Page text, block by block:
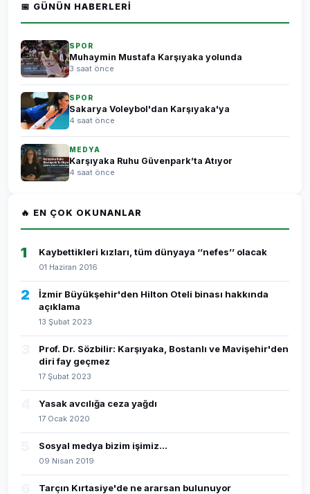
📅 GÜNÜN HABERLERI
SPOR
Muhaymin Mustafa Karşıyaka yolunda
3 saat önce
SPOR
Sakarya Voleybol'dan Karşıyaka'ya
4 saat önce
MEDYA
Karşıyaka Ruhu Güvenpark’ta Atıyor
4 saat önce
🔥 EN ÇOK OKUNANLAR
1 Kaybettikleri kızları, tüm dünyaya ‘’nefes’’ olacak
01 Haziran 2016
2
İzmir Büyükşehir'den Hilton Oteli binası hakkında
açıklama
13 Şubat 2023
Prof. Dr. Sözbilir: Karşıyaka, Bostanlı ve Mavişehir'den
diri fay geçmez
17 Şubat 2023
Yasak avcılığa ceza yağdı
17 Ocak 2020
Sosyal medya bizim işimiz...
09 Nisan 2019
Tarçın Kırtasiye'de ne ararsan bulunuyor